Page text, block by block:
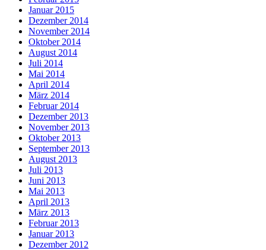
Januar 2015
Dezember 2014
November 2014
Oktober 2014
August 2014
Juli 2014
Mai 2014
April 2014
März 2014
Februar 2014
Dezember 2013
November 2013
Oktober 2013
September 2013
August 2013
Juli 2013
Juni 2013
Mai 2013
April 2013
März 2013
Februar 2013
Januar 2013
Dezember 2012